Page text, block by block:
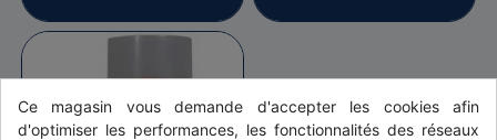
Ce magasin vous demande d'accepter les cookies afin
d'optimiser les performances, les fonctionnalités des réseaux